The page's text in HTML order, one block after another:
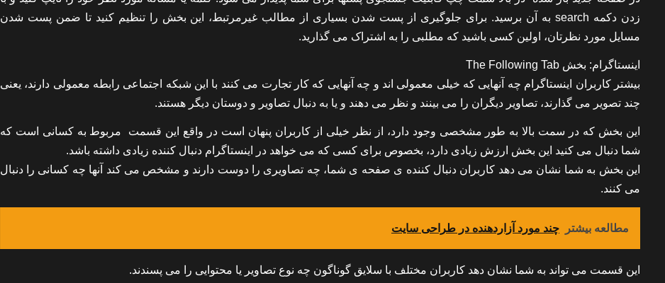
زدن دکمه search به آن برسید. برای جلوگیری از پست شدن بسیاری از مطالب غیرمرتبط، این بخش را تنظیم کنید تا ضمن پست شدن
مسایل مورد نظرتان، اولین کسی باشید که مطلبی را به اشتراک می گذارید.
اینستاگرام: بخش The Following Tab
بیشتر کاربران اینستاگرام چه آنهایی که خیلی معمولی اند و چه آنهایی که کار تجارت می کنند با این شبکه اجتماعی رابطه معمولی دارند، یعنی
چند تصویر می گذارند، تصاویر دیگران را می بینند و نظر می دهند و یا به دنبال تصاویر و دوستان دیگر هستند.
این بخش که در سمت بالا به طور مشخصی وجود دارد، از نظر خیلی از کاربران پنهان است در واقع این قسمت مربوط به کسانی است که
شما دنبال می کنید این بخش ارزش زیادی دارد، بخصوص برای کسی که می خواهد در اینستاگرام دنبال کننده زیادی داشته باشد.
این بخش به شما نشان می دهد کاربران دنبال کننده ی صفحه ی شما، چه تصاویری را دوست دارند و مشخص می کند آنها چه کسانی را دنبال
می کنند.
مطالعه بیشتر چند مورد آزاردهنده در طراحی سایت
این قسمت می تواند به شما نشان دهد کاربران مختلف با سلایق گوناگون چه نوع تصاویر یا محتوایی را می پسندند.